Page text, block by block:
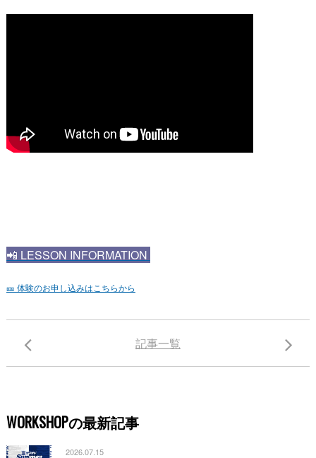
📲 LESSON INFORMATION
🎫 体験のお申し込みはこちらから
記事一覧
WORKSHOPの最新記事
2026.07.15